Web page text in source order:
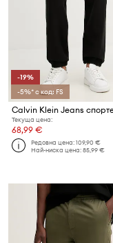
-19%
-5%* с код: FS
Текуща цена:
68,99 €
Редовна цена:109,90 €
Най-ниска цена:85,99 €